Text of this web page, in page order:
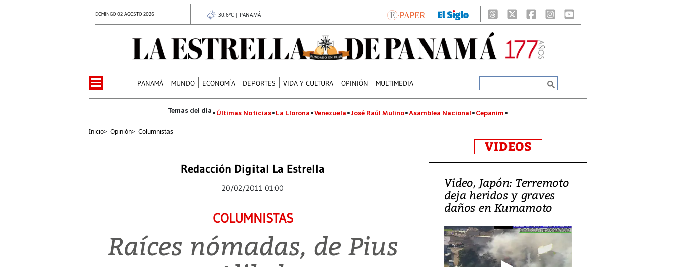
DOMINGO 02 AGOSTO 2026 30.6°C | PANAMÁ
PANAMÁ MUNDO ECONOMÍA DEPORTES VIDA Y CULTURA OPINIÓN MULTIMEDIA
Últimas Noticias La Llorona Venezuela José Raúl Mulino Asamblea Nacional Cepanim
Inicio> Opinión> Columnistas
Redacción Digital La Estrella
20/02/2011 01:00
COLUMNISTAS
Raíces nómadas, de Pius
VIDEOS
Video, Japón: Terremoto
deja heridos y graves
daños en Kumamoto